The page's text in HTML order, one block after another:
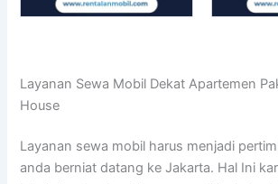
Layanan Sewa Mobil Dekat Apartemen
House
Layanan sewa mobil harus menjadi
anda berniat datang ke Jakarta. Hal Ini